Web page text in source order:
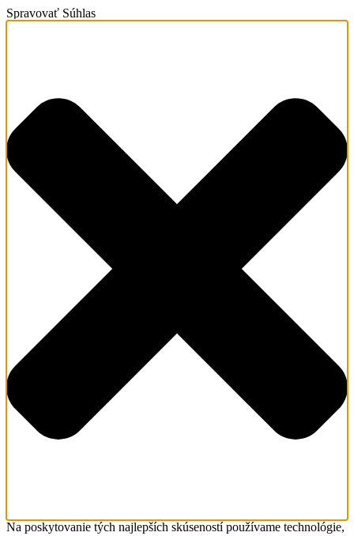
Spravovať Súhlas
Na poskytovanie tých najlepších skúseností používame technológie,